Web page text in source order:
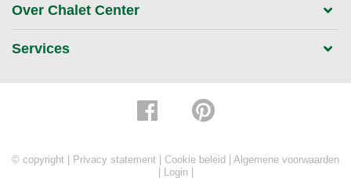
Over Chalet Center
Services
© copyright | Privacy statement | Cookie beleid | Algemene voorwaarden
| Login|